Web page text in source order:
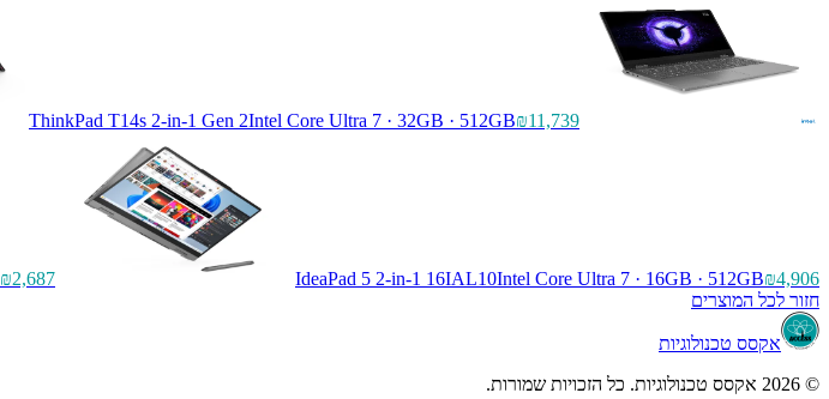
ThinkPad T14s 2-in-1 Gen 2Intel Core Ultra 7 · 32GB · 512GB₪11,739
₪2,687 IdeaPad 5 2-in-1 16IAL10Intel Core Ultra 7 · 16GB · 512GB₪4,906
חזור לכל המוצרים
אקסס טכנולוגיות
© 2026 אקסס טכנולוגיות. כל הזכויות שמורות.